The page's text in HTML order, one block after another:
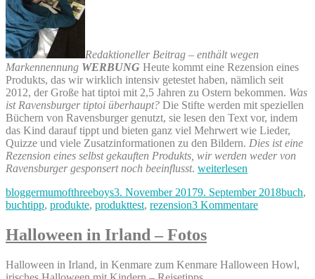
Redaktioneller Beitrag – enthält wegen
Markennennung WERBUNG Heute kommt eine Rezension eines
Produkts, das wir wirklich intensiv getestet haben, nämlich seit
2012, der Große hat tiptoi mit 2,5 Jahren zu Ostern bekommen. Was
ist Ravensburger tiptoi überhaupt? Die Stifte werden mit speziellen
Büchern von Ravensburger genutzt, sie lesen den Text vor, indem
das Kind darauf tippt und bieten ganz viel Mehrwert wie Lieder,
Quizze und viele Zusatzinformationen zu den Bildern. Dies ist eine
Rezension eines selbst gekauften Produkts, wir werden weder von
Ravensburger gesponsert noch beeinflusst. „Ravensburger
Produkttest“
weiterlesen
Autor
bloggermumofthreeboysVeröffentlicht
am
3. November 20179. September 2018buch,
buchtipp, produkte, produkttest, rezension3 Kommentarezu
Halloween in Irland – Fotos
Halloween in Irland, in Kenmare zum Kenmare Halloween Howl,